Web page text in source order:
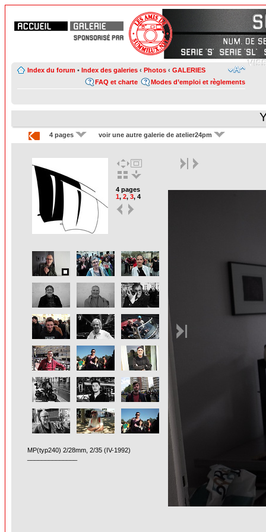
Index du forum • Index des galeries ‹ Photos ‹ GALERIES
Modes d’emploi et règlements
FAQ et charte
4 pages voir une autre galerie de atelier24pm
4 pages
1, 2, 3, 4
MP(typ240) 2/28mm, 2/35 (IV-1992)